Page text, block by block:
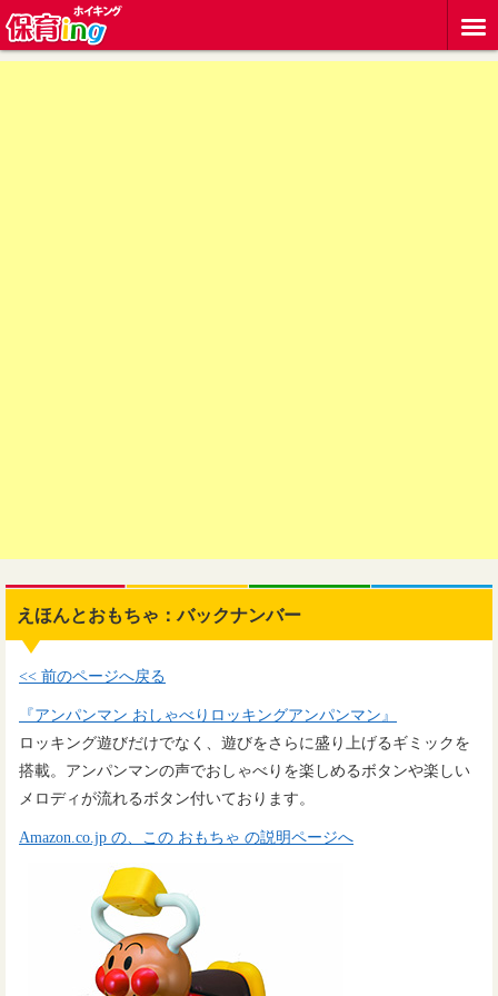
えほんとおもちゃ：バックナンバー
<< 前のページへ戻る
『アンパンマン おしゃべりロッキングアンパンマン』
ロッキング遊びだけでなく、遊びをさらに盛り上げるギミックを
搭載。アンパンマンの声でおしゃべりを楽しめるボタンや楽しい
メロディが流れるボタン付いております。
Amazon.co.jp の、この おもちゃ の説明ページへ